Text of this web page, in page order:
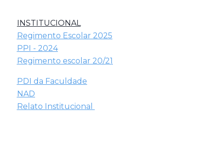
INSTITUCIONAL
Regimento Escolar 2025
PPI - 2024
Regimento escolar 20/21
PDI da Faculdade
NAD
Relato Institucional